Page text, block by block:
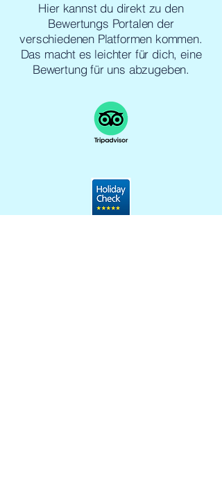
Hier kannst du direkt zu den
Bewertungs Portalen der
verschiedenen Platformen kommen.
Das macht es leichter für dich, eine
Bewertung für uns abzugeben.